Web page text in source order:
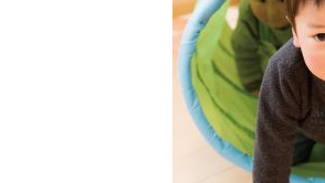
長期優良住宅
ZEH
ラインナップ